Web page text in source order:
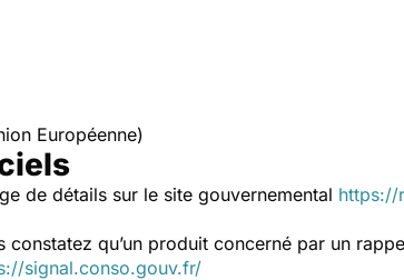
Européenne)
de détails sur le site gouvernemental https://
qu’un produit concerné par un
signal.conso.gouv.fr/